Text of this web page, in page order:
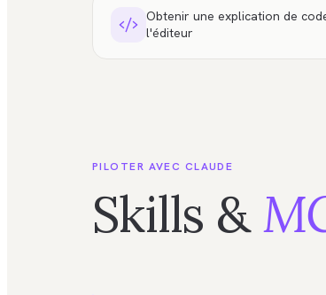
Obtenir une explication de
l'éditeur
PILOTER AVEC CLAUDE
Skills &